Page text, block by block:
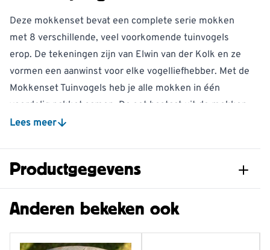
Deze mokkenset bevat een complete serie mokken
met 8 verschillende, veel voorkomende tuinvogels
erop. De tekeningen zijn van Elwin van der Kolk en ze
vormen een aanwinst voor elke vogelliefhebber. Met de
Mokkenset Tuinvogels heb je alle mokken in één
voordelig pakket samen. De set bestaat uit de mokken:
winterkoning, boomklever, zanglijster, roodborst,
natuurschilder, werd al op jonge leeftijd gefascineerd
door de natuur om hem heen. Een groot deel van zijn
jeugd bracht hij door met vogels kijken en vogels
zo’n manier vast te leggen dat de kijker aangemoedigd
Lees meer
Productgegevens
Artikelnummer B-97930
Anderen bekeken ook